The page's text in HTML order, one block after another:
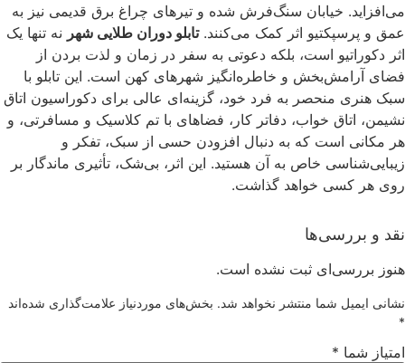
می‌افزاید. خیابان سنگ‌فرش شده و تیرهای چراغ برق قدیمی نیز به
عمق و پرسپکتیو اثر کمک می‌کنند.تابلو دوران طلایی شهر نه تنها یک
اثر دکوراتیو است، بلکه دعوتی به سفر در زمان و لذت بردن از
فضای آرامش‌بخش و خاطره‌انگیز شهرهای کهن است. این تابلو با
سبک هنری منحصر به فرد خود، گزینه‌ای عالی برای دکوراسیون اتاق
نشیمن، اتاق خواب، دفاتر کار، فضاهای با تم کلاسیک و مسافرتی، و
هر مکانی است که به دنبال افزودن حسی از سبک، تفکر و
زیبایی‌شناسی خاص به آن هستید. این اثر، بی‌شک، تأثیری ماندگار بر
روی هر کسی خواهد گذاشت.
نقد و بررسی‌ها
هنوز بررسی‌ای ثبت نشده است.
نشانی ایمیل شما منتشر نخواهد شد. بخش‌های موردنیاز علامت‌گذاری شده‌اند
*
امتیاز شما *